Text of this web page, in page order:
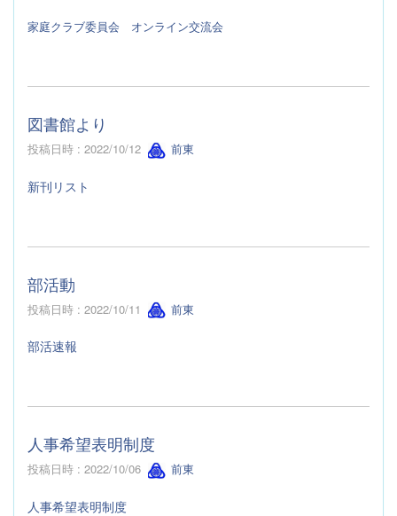
家庭クラブ委員会 オンライン交流会
図書館より
投稿日時 : 2022/10/12 前東
新刊リスト
部活動
投稿日時 : 2022/10/11 前東
部活速報
人事希望表明制度
投稿日時 : 2022/10/06 前東
人事希望表明制度